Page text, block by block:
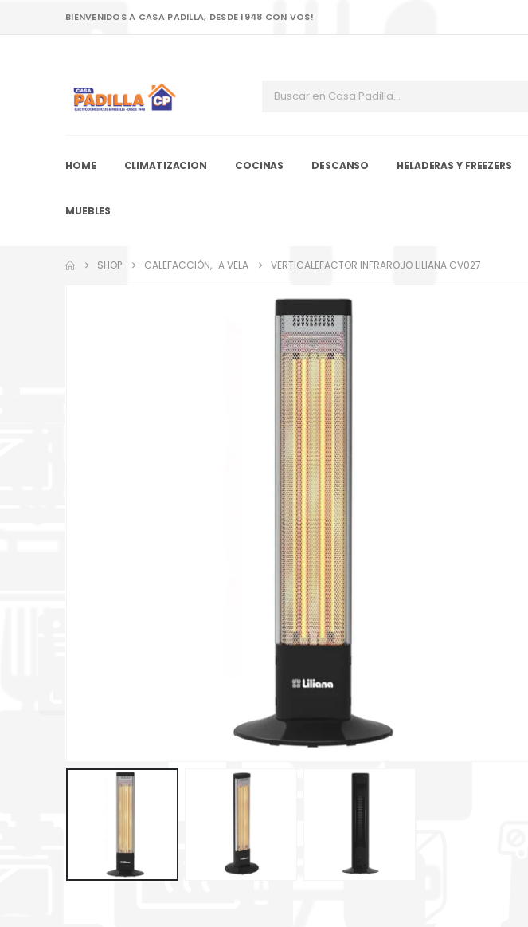
BIENVENIDOS A CASA PADILLA, DESDE 1948 CON VOS!
HOME CLIMATIZACION COCINAS DESCANSO HELADERAS Y FREEZERS
MUEBLES
SHOP CALEFACCIÓN, A VELA VERTICALEFACTOR INFRAROJO LILIANA CV027